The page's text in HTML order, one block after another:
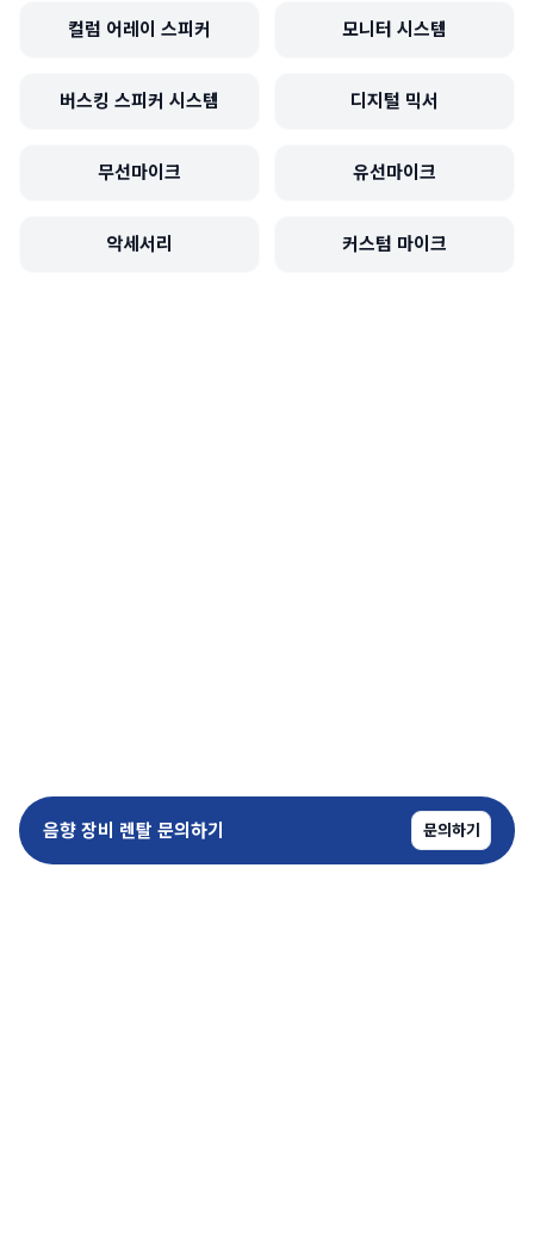
컬럼 어레이 스피커 모니터 시스템
버스킹 스피커 시스템 디지털 믹서
무선마이크 유선마이크
악세서리 커스텀 마이크
음향 장비 렌탈 문의하기 문의하기